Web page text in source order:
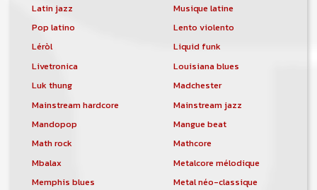
Latin jazz
Musique latine
Pop latino
Lento violento
Léròl
Liquid funk
Livetronica
Louisiana blues
Luk thung
Madchester
Mainstream hardcore
Mainstream jazz
Mandopop
Mangue beat
Math rock
Mathcore
Mbalax
Metalcore mélodique
Memphis blues
Metal néo-classique
de développement du site, et peut-être
une campagne de communication. Il va
comptabilité sera totalement publique
visible directement sur le site.
Un nouveau service de petites annonces
pour musicien vous est proposé sur le
site. Ce service permet, lorsque vous
êtes musiciens ou un groupe, un
orchestre, DJ, etc... de chercher un/des